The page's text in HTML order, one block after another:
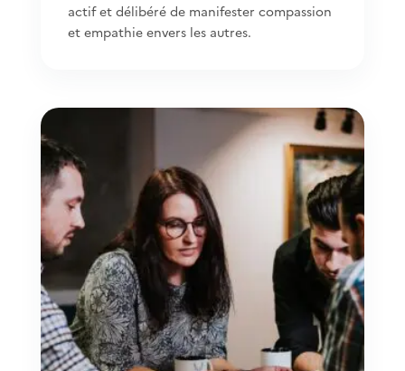
actif et délibéré de manifester compassion
et empathie envers les autres.